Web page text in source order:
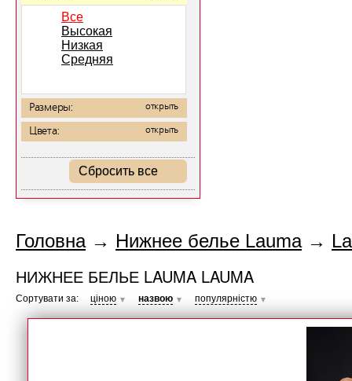
Все
Высокая
Низкая
Средняя
Размеры: открыть
Цвета: открыть
Сбросить все
Головна→ Нижнее белье Lauma→
НИЖНЕЕ БЕЛЬЕ LAUMA LAUMA
Сортувати за: ціною ▼ назвою ▼ популярністю ▼